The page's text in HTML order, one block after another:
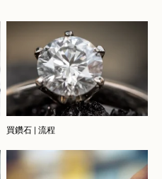
買鑽石 | 流程